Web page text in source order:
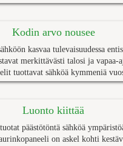
Kodin arvo nousee
kasvaa tulevaisuudessa
merkittävästi talosi ja vapaa-
tuottavat sähköä kymmeniä
Luonto kiittää
päästötöntä sähköä
on askel kohti